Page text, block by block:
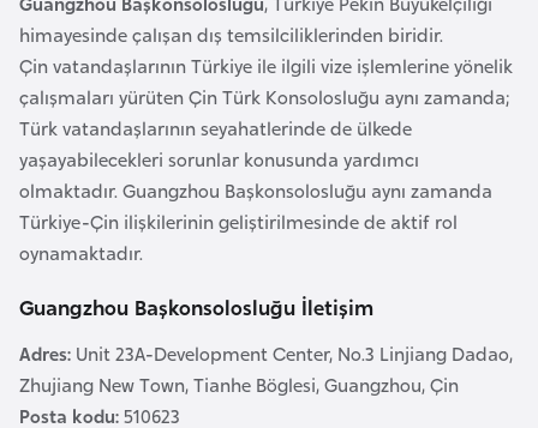
e
r
himayesinde çalışan dış temsilciliklerinden biridir.
Çin vatandaşlarının Türkiye ile ilgili vize işlemlerine yönelik
çalışmaları yürüten Çin Türk Konsolosluğu aynı zamanda;
Türk vatandaşlarının seyahatlerinde de ülkede
yaşayabilecekleri sorunlar konusunda yardımcı
olmaktadır. Guangzhou Başkonsolosluğu aynı zamanda
Türkiye-Çin ilişkilerinin geliştirilmesinde de aktif rol
oynamaktadır.
Guangzhou Başkonsolosluğu İletişim
Adres: Unit 23A-Development Center, No.3 Linjiang Dadao,
Zhujiang New Town, Tianhe Böglesi, Guangzhou, Çin
Posta kodu:510623
t
u
r
y
a
A
z
r
b
a
y